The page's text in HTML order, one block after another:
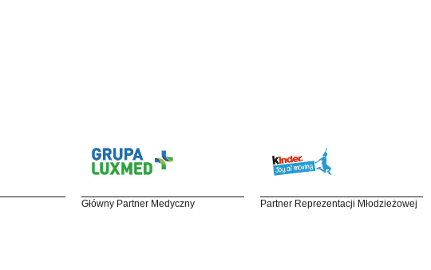
Główny Partner Medyczny Partner Reprezentacji Młodzieżowej